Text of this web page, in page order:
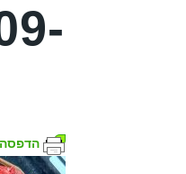
הדפסה